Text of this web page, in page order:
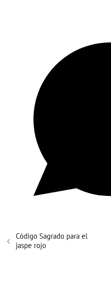
Código Sagrado para el
jaspe rojo